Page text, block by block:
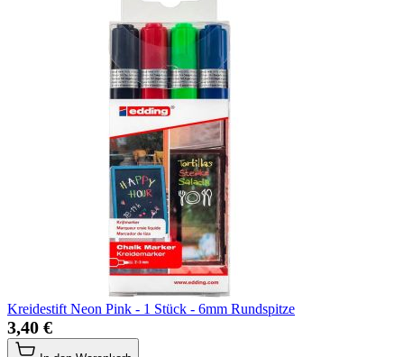
Kreidestift Neon Pink - 1 Stück - 6mm Rundspitze
3,40 €